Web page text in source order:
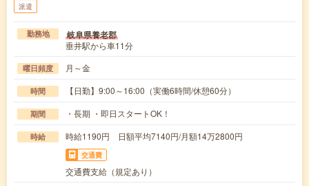
派遣
勤務地 岐阜県養老郡
垂井駅から車11分
曜日頻度 月～金
時間 【日勤】9:00～16:00（実働6時間/休憩60分）
期間 ・長期 ・即日スタートOK！
時給 時給1190円 日額平均7140円/月額14万2800円
交通費
交通費支給（規定あり）